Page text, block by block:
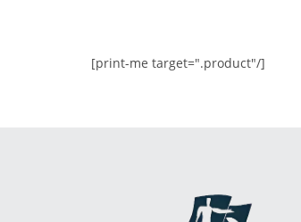
[print-me target=".product"/]